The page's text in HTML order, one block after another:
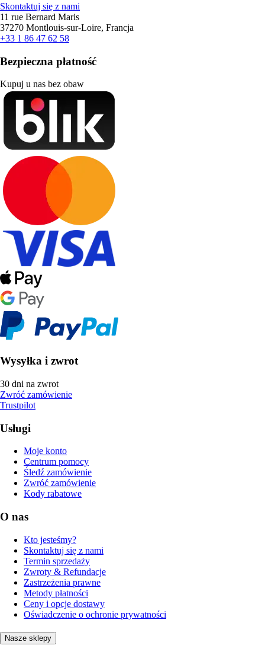
Skontaktuj się z nami
11 rue Bernard Maris
37270 Montlouis-sur-Loire, Francja
+33 1 86 47 62 58
Bezpieczna płatność
Kupuj u nas bez obaw
Wysyłka i zwrot
30 dni na zwrot
Zwróć zamówienie
Trustpilot
Usługi
Moje konto
Centrum pomocy
Śledź zamówienie
Zwróć zamówienie
Kody rabatowe
O nas
Kto jesteśmy?
Skontaktuj się z nami
Termin sprzedaży
Zwroty & Refundacje
Zastrzeżenia prawne
Metody płatności
Ceny i opcje dostawy
Oświadczenie o ochronie prywatności
Nasze sklepy